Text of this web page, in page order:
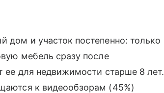
дом и участок постепенно: только
мебель сразу после
ее для недвижимости старше 8 лет.
к видеообзорам (45%)